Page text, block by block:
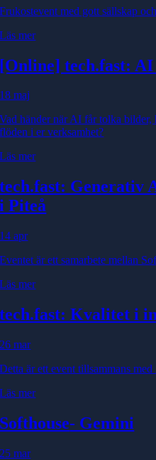
Frukostevent med gott sällskap
Läs mer
[Online] tech.fast:
18 maj
Vad händer när AI får tolka bilder,
flöden i er verksamhet?
Läs mer
tech.fast: Generativ
i Piteå
14 apr
Eventet är ett samarbete mellan
Läs mer
tech.fast: Kvalitet i
26 mar
Detta är ett event tillsammans
Läs mer
Softhouse- Gemini
25 mar